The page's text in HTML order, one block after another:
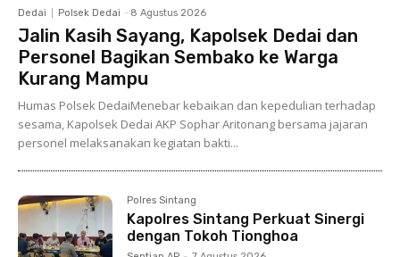
Dedai Polsek Dedai - 8 Agustus 2026
Jalin Kasih Sayang, Kapolsek Dedai dan
Personel Bagikan Sembako ke Warga
Kurang Mampu
Humas Polsek DedaiMenebar kebaikan dan kepedulian terhadap
sesama, Kapolsek Dedai AKP Sophar Aritonang bersama jajaran
personel melaksanakan kegiatan bakti...
Polres Sintang
Kapolres Sintang Perkuat Sinergi
dengan Tokoh Tionghoa